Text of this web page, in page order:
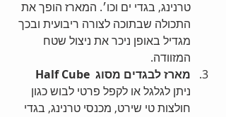
טרנינג, בגדי ים וכו׳. המארז הופך את
התכולה שבתוכה לצורה ריבועית ובכך
מגדיל באופן ניכר את ניצול שטח
המזוודה.
מארז לבגדים מסוג  Half Cube
ניתן לגלגל או לקפל פרטי לבוש כגון
חולצות טי שירט, מכנסי טרנינג, בגדי